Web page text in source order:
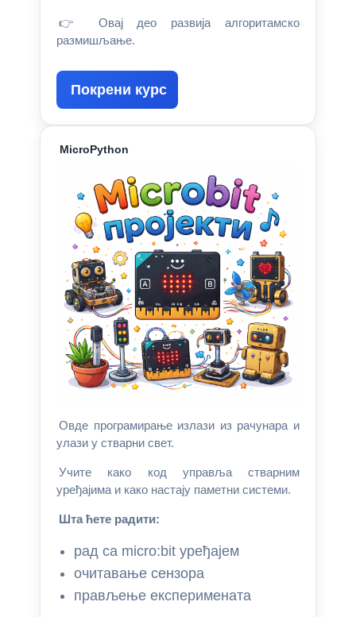
👉 Овај део развија алгоритамско
размишљање.
Покрени курс
MicroPython
Овде програмирање излази из рачунара и
улази у стварни свет.
Учите како код управља стварним
уређајима и како настају паметни системи.
Шта ћете радити:
рад са micro:bit уређајем
очитавање сензора
прављење експеримената